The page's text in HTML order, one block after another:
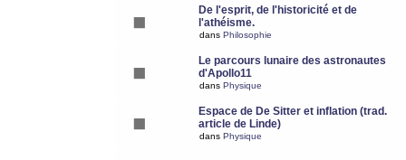
De l'esprit, de l'historicité et de
l'athéisme.
dans Philosophie
Le parcours lunaire des astronautes
d'Apollo11
dans Physique
Espace de De Sitter et inflation (trad.
article de Linde)
dans Physique